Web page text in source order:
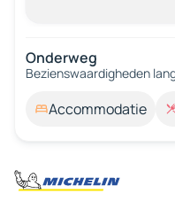
Onderweg
Bezienswaardigheden
Accommodatie